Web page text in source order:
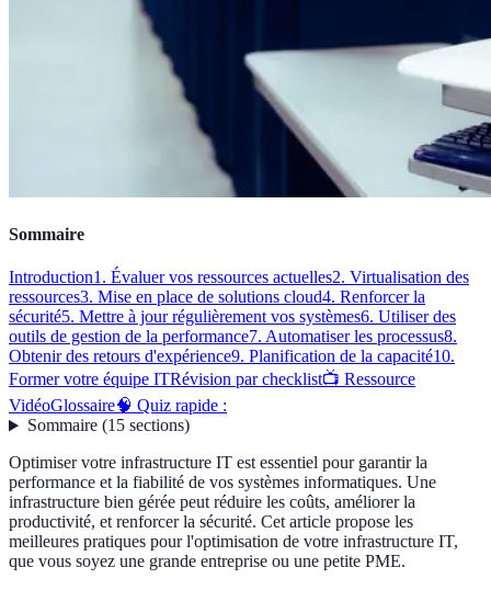
Sommaire
Introduction1. Évaluer vos ressources actuelles2. Virtualisation des
ressources3. Mise en place de solutions cloud4. Renforcer la
sécurité5. Mettre à jour régulièrement vos systèmes6. Utiliser des
outils de gestion de la performance7. Automatiser les processus8.
Obtenir des retours d'expérience9. Planification de la capacité10.
Former votre équipe ITRévision par checklist📺 Ressource
VidéoGlossaire🧠 Quiz rapide :
Sommaire(15 sections)
Optimiser votre infrastructure IT est essentiel pour garantir la
performance et la fiabilité de vos systèmes informatiques. Une
infrastructure bien gérée peut réduire les coûts, améliorer la
productivité, et renforcer la sécurité. Cet article propose les
meilleures pratiques pour l'optimisation de votre infrastructure IT,
que vous soyez une grande entreprise ou une petite PME.